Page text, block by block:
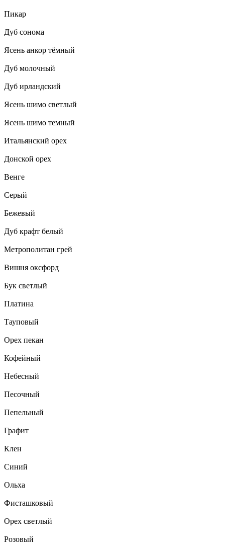
Пикар
Дуб сонома
Ясень анкор тёмный
Дуб молочный
Дуб ирландский
Ясень шимо светлый
Ясень шимо темный
Итальянский орех
Донской орех
Венге
Серый
Бежевый
Дуб крафт белый
Метрополитан грей
Вишня оксфорд
Бук светлый
Платина
Тауповый
Орех пекан
Кофейный
Небесный
Песочный
Пепельный
Графит
Клен
Синий
Ольха
Фисташковый
Орех светлый
Розовый